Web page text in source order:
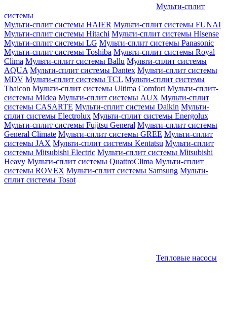
Мульти-сплит
системы
Мульти-сплит системы HAIER Мульти-сплит системы FUNAI
Мульти-сплит системы Hitachi Мульти-сплит системы Hisense
Мульти-сплит системы LG Мульти-сплит системы Panasonic
Мульти-сплит системы Toshiba Мульти-сплит системы Royal
Clima Мульти-сплит системы Ballu Мульти-сплит системы
AQUA Мульти-сплит системы Dantex Мульти-сплит системы
MDV Мульти-сплит системы TCL Мульти-сплит системы
Thaicon Мульти-сплит системы Ultima Comfort Мульти-сплит-
системы MIdea Мульти-сплит системы AUX Мульти-сплит
системы CASARTE Мульти-сплит системы Daikin Мульти-
сплит системы Electrolux Мульти-сплит системы Energolux
Мульти-сплит системы Fujitsu General Мульти-сплит системы
General Climate Мульти-сплит системы GREE Мульти-сплит
системы JAX Мульти-сплит системы Kentatsu Мульти-сплит
системы Mitsubishi Electric Мульти-сплит системы Mitsubishi
Heavy Мульти-сплит системы QuattroClima Мульти-сплит
системы ROVEX Мульти-сплит системы Samsung Мульти-
сплит системы Tosot
Тепловые насосы